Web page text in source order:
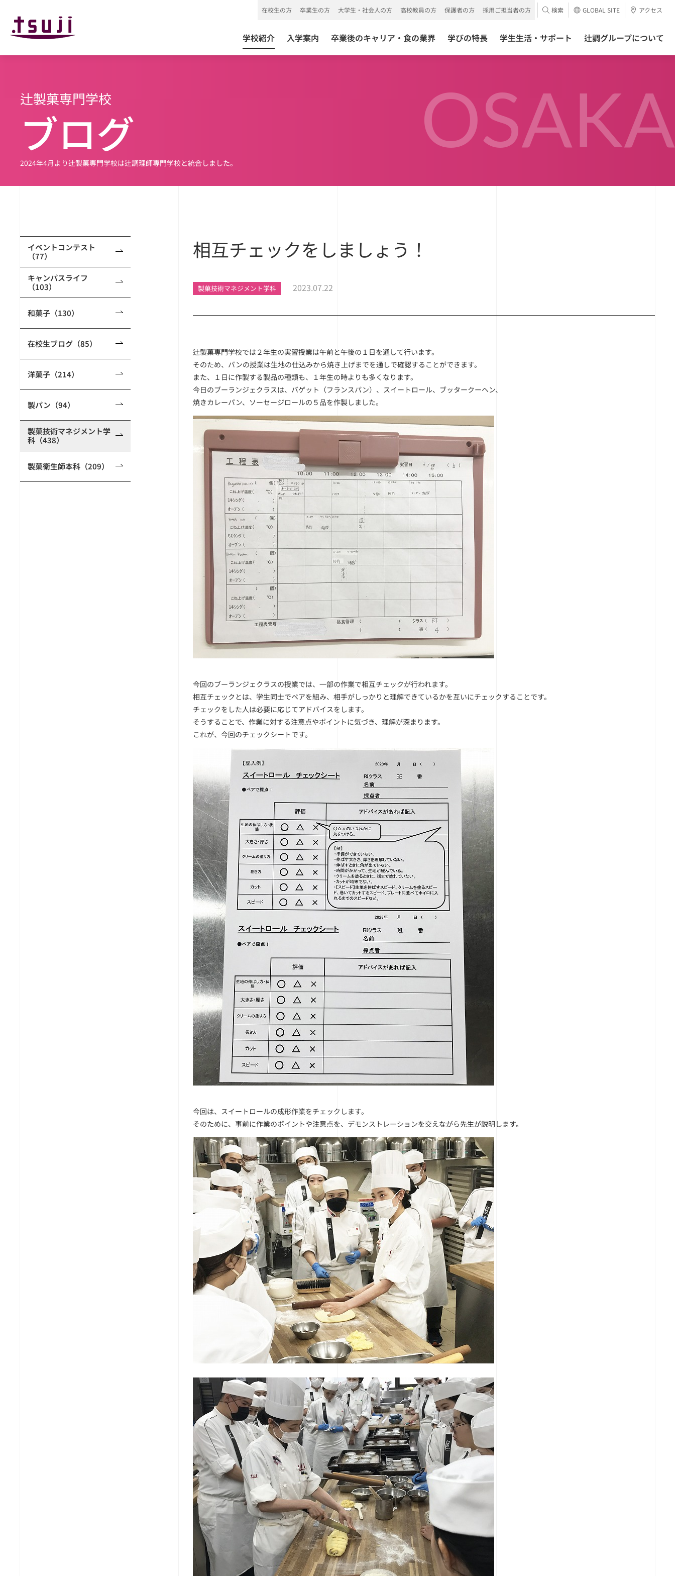
学校紹介 入学案内 卒業後のキャリア・食の業界 学びの特長 学生生活・サポート 辻調グループについて
在校生の方 卒業生の方 大学生・社会人の方 高校教員の方 保護者の方 採用ご担当者の方 検索 GLOBAL SITE アクセス
OSAKA
辻製菓専門学校
ブログ
2024年4月より辻製菓専門学校は辻調理師専門学校と統合しました。
イベントコンテスト
（77）
キャンパスライフ
（103）
和菓子（130）
在校生ブログ（85）
洋菓子（214）
製パン（94）
製菓技術マネジメント学
科（438）
製菓衛生師本科（209）
相互チェックをしましょう！
製菓技術マネジメント学科 2023.07.22
辻製菓専門学校では ２年生の実習授業は午前と午後の１日を通して行います。
そのため、パンの授業は生地の仕込みから焼き上げまでを通しで確認することができます。
また、１日に作製する製品の種類も、１年生の時よりも多くなります。
今日のブーランジェクラスは、バゲット（フランスパン）、スイートロール、ブッタークーヘン、
焼きカレーパン、ソーセージロールの５品を作製しました。
今回のブーランジェクラスの授業では、一部の作業で相互チェックが行われます。
相互チェックとは、学生同士でペアを組み、相手がしっかりと理解できているかを互いにチェックすることです。
チェックをした人は必要に応じてアドバイスをします。
そうすることで、作業に対する注意点やポイントに気づき、理解が深まります。
これが、今回のチェックシートです。
今回は、スイートロールの成形作業をチェックします。
そのために、事前に作業のポイントや注意点を、デモンストレーションを交えながら先生が説明します。